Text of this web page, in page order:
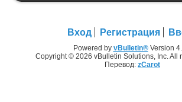
Вход Регистрация
Powered by vBulletin®Version
Copyright © 2026 vBulletin Solutions, Inc. All
Перевод: zCarot